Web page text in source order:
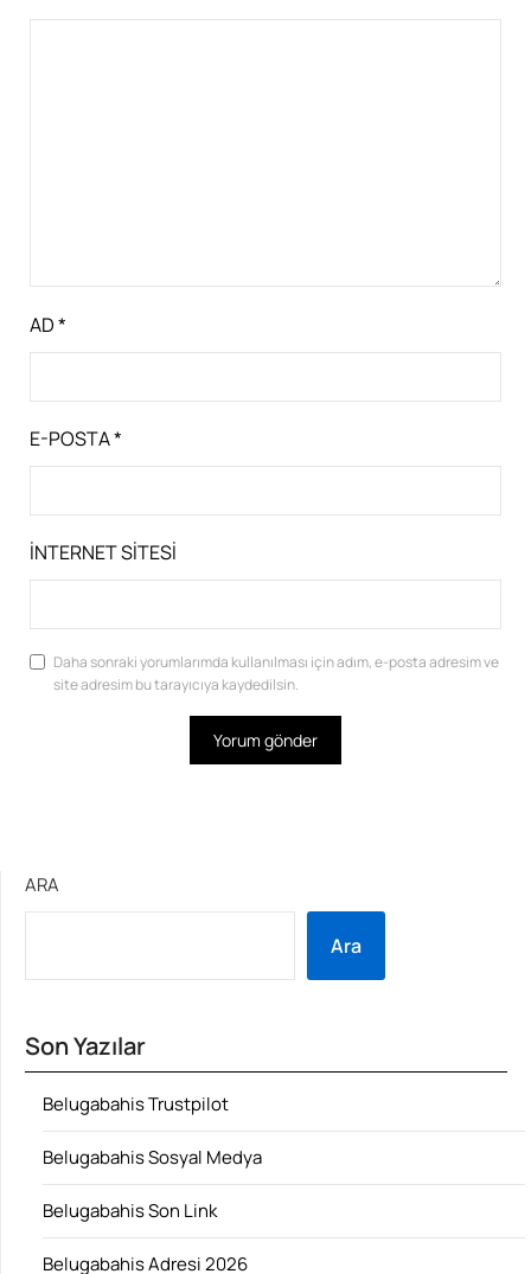
AD*
E-POSTA*
İNTERNET SITESI
Daha sonraki yorumlarımda kullanılması için adım, e-posta adresim ve
site adresim bu tarayıcıya kaydedilsin.
ARA
Ara
Son Yazılar
Belugabahis Trustpilot
Belugabahis Sosyal Medya
Belugabahis Son Link
Belugabahis Adresi 2026